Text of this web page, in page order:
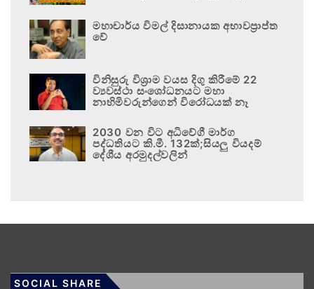
මහාචාර්ය විමල් දිසානායක අභාවප්‍රාප්ත
වේ
විනිසුරු විශ්‍රාම වයස දිගු කිරීමේ 22
ව්‍යවස්ථා සංශෝධනයට මහා
නාහිමිවරුන්ගෙන් විරෝධයක් නෑ
2030 වන විට අධිවේගී මාර්ග
පද්ධතියට කි.මී. 132ක්;සියලු වියදම්
දේශීය අරමුදල්වලින්
SOCIAL SHARE